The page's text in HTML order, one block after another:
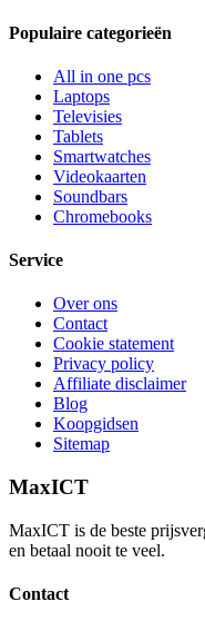
Populaire categorieën
All in one pcs
Laptops
Televisies
Tablets
Smartwatches
Videokaarten
Soundbars
Chromebooks
Service
Over ons
Contact
Cookie statement
Privacy policy
Affiliate disclaimer
Blog
Koopgidsen
Sitemap
MaxICT
MaxICT is de beste
en betaal nooit te veel.
Contact